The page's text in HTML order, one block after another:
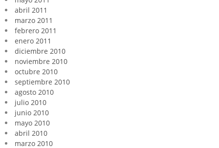
abril 2011
marzo 2011
febrero 2011
enero 2011
diciembre 2010
noviembre 2010
octubre 2010
septiembre 2010
agosto 2010
julio 2010
junio 2010
mayo 2010
abril 2010
marzo 2010